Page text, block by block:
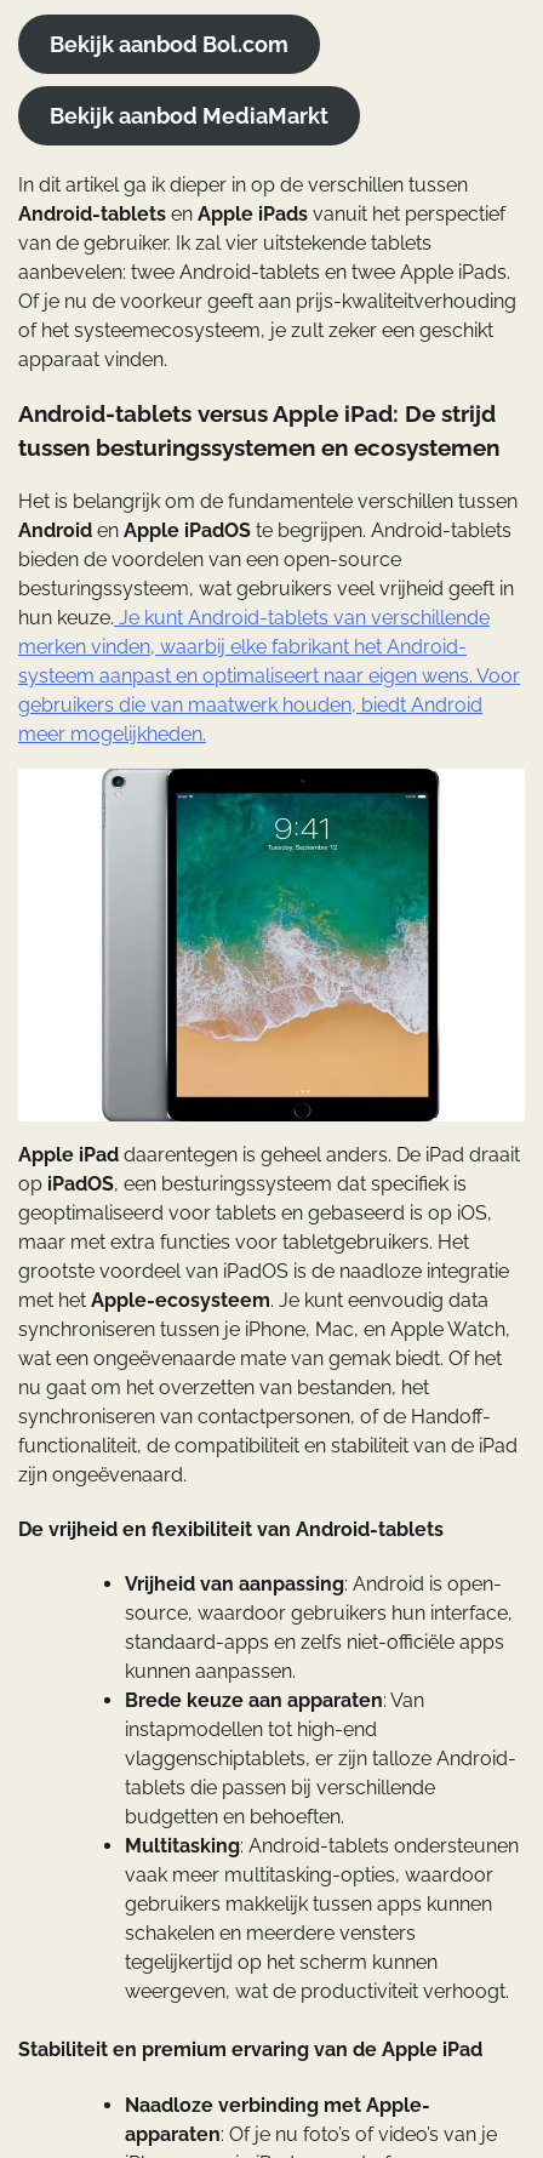
Bekijk aanbod Bol.com
Bekijk aanbod MediaMarkt
In dit artikel ga ik dieper in op de verschillen tussen
Android-tablets en Apple iPads vanuit het perspectief
van de gebruiker. Ik zal vier uitstekende tablets
aanbevelen: twee Android-tablets en twee Apple iPads.
Of je nu de voorkeur geeft aan prijs-kwaliteitverhouding
of het systeemecosysteem, je zult zeker een geschikt
apparaat vinden.
Android-tablets versus Apple iPad: De strijd
tussen besturingssystemen en ecosystemen
Het is belangrijk om de fundamentele verschillen tussen
Android en Apple iPadOS te begrijpen. Android-tablets
bieden de voordelen van een open-source
besturingssysteem, wat gebruikers veel vrijheid geeft in
hun keuze. Je kunt Android-tablets van verschillende
merken vinden, waarbij elke fabrikant het Android-
systeem aanpast en optimaliseert naar eigen wens. Voor
gebruikers die van maatwerk houden, biedt Android
meer mogelijkheden.
Apple iPad daarentegen is geheel anders. De iPad draait
op iPadOS, een besturingssysteem dat specifiek is
geoptimaliseerd voor tablets en gebaseerd is op iOS,
maar met extra functies voor tabletgebruikers. Het
grootste voordeel van iPadOS is de naadloze integratie
met het Apple-ecosysteem. Je kunt eenvoudig data
synchroniseren tussen je iPhone, Mac, en Apple Watch,
wat een ongeëvenaarde mate van gemak biedt. Of het
nu gaat om het overzetten van bestanden, het
synchroniseren van contactpersonen, of de Handoff-
functionaliteit, de compatibiliteit en stabiliteit van de iPad
zijn ongeëvenaard.
De vrijheid en flexibiliteit van Android-tablets
Vrijheid van aanpassing: Android is open-
source, waardoor gebruikers hun interface,
standaard-apps en zelfs niet-officiële apps
kunnen aanpassen.
Brede keuze aan apparaten: Van
instapmodellen tot high-end
vlaggenschiptablets, er zijn talloze Android-
tablets die passen bij verschillende
budgetten en behoeften.
Multitasking: Android-tablets ondersteunen
vaak meer multitasking-opties, waardoor
gebruikers makkelijk tussen apps kunnen
schakelen en meerdere vensters
tegelijkertijd op het scherm kunnen
weergeven, wat de productiviteit verhoogt.
Stabiliteit en premium ervaring van de Apple iPad
Naadloze verbinding met Apple-
apparaten: Of je nu foto’s of video’s van je